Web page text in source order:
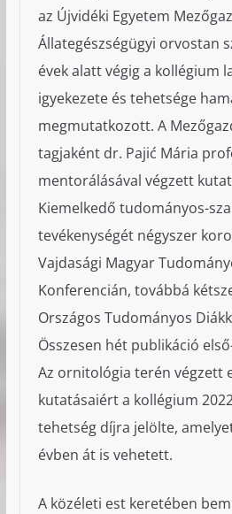
az Újvidéki Egyetem
Állategészségügyi orvostan
évek alatt végig a kollégium
igyekezete és tehetsége
megmutatkozott. A
tagjaként dr. Pajić Mária
mentorálásával végzett
Kiemelkedő tudományos-
tevékenységét négyszer
Vajdasági Magyar
Konferencián, továbbá
Országos Tudományos
Összesen hét publikáció
Az ornitológia terén végzett
kutatásaiért a kollégium
tehetség díjra jelölte,
évben át is vehetett.
A közéleti est keretében